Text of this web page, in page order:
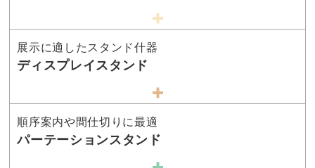
展示に適したスタンド什器
ディスプレイスタンド
順序案内や間仕切りに最適
パーテーションスタンド